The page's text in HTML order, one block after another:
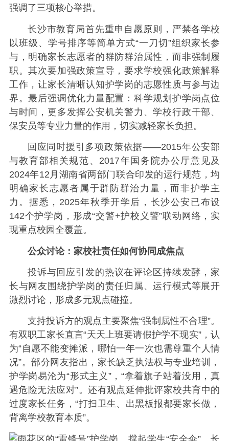
强调了三项核心举措。
长沙市教育局首先重申自愿原则，严禁各学校
以班级、学号排序等简单方式“一刀切”组织家长参
与，明确家长志愿者的群防群治属性，而非强制履
职。其次要加强政策宣导，要求学校强化政策解释
工作，让家长清晰认知护学岗的志愿性质与参与边
界。最后强调优化力量配置：科学规划护学岗点位
与时间，更多发挥公安机关警力、学校行政干部、
保安员等专业力量的作用，切实减轻家长负担。
回应同时援引多项政策依据——2015年公安部
与教育部相关规范、2017年国务院办公厅意见及
2024年12月湖南省两部门联合印发的运行规范，均
明确家长志愿者属于群防群治力量，而非护学主
力。据悉，2025年秋季开学后，长沙公安已布设
142个护学岗，形成“交警+护校义警”联动网络，实
现重点校园全覆盖。
公众讨论：家校社责任如何协同成焦点
投诉与回应引发的热议在评论区持续发酵，家
长与网友围绕护学岗的责任归属、运行模式等展开
激烈讨论，形成多元观点碰撞。
支持投诉方的观点主要聚焦“强制属性不合理”。
有双职工家长直言“天天上班要请假护学不现实”，认
为“自愿不能变摊派，哪怕一年一次也需尊重个人情
况”。部分网友指出，家长缺乏执法权与专业培训，
护学岗易沦为“形式主义”，“拿着旗子站着没用，真
遇危险无法应对”。还有观点延伸批评家校共育中的
过度家长任务，“打扫卫生、出黑板报都要家长做，
背离学校教育本质”。